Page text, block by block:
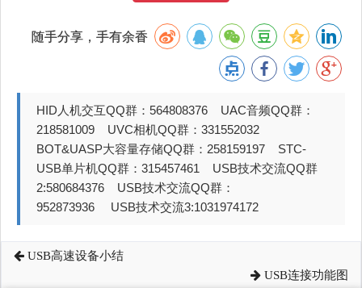
随手分享，手有余香
HID人机交互QQ群：564808376 UAC音频QQ群：
218581009 UVC相机QQ群：331552032
BOT&UASP大容量存储QQ群：258159197 STC-
USB单片机QQ群：315457461 USB技术交流QQ群
2:580684376 USB技术交流QQ群：
952873936 USB技术交流3:1031974172
USB高速设备小结
USB连接功能图